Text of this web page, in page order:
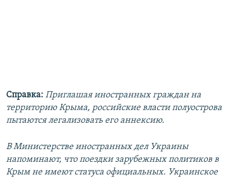
Справка: Приглашая иностранных граждан на
территорию Крыма, российские власти полуострова
пытаются легализовать его аннексию.
В Министерстве иностранных дел Украины
напоминают, что поездки зарубежных политиков в
Крым не имеют статуса официальных. Украинское